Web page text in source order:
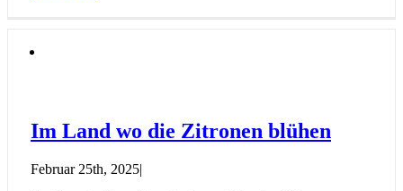
Im Land wo die Zitronen blühen
Februar 25th, 2025|